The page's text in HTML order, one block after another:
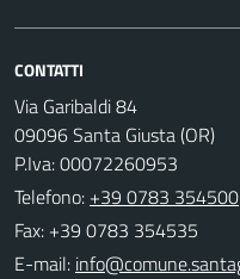
CONTATTI
Via Garibaldi 84
09096 Santa Giusta (OR)
P.Iva: 00072260953
Telefono: +39 0783 354500
Fax: +39 0783 354535
E-mail: